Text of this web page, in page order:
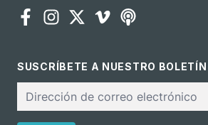
SUSCRÍBETE A NUESTRO BOLETÍN
electrónico